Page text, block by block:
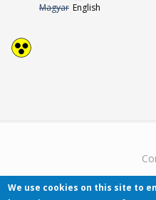
Magyar English
We use cookies on this site to